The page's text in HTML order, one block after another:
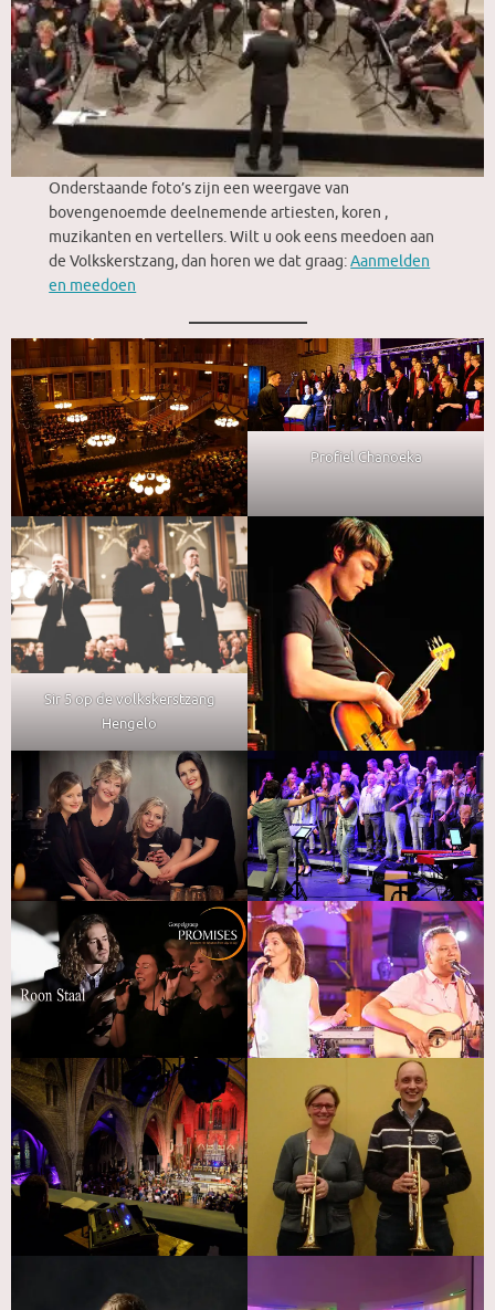
Onderstaande foto’s zijn een weergave van
bovengenoemde deelnemende artiesten, koren ,
muzikanten en vertellers. Wilt u ook eens meedoen aan
de Volkskerstzang, dan horen we dat graag:Aanmelden
en meedoen
Profiel Chanoeka
Sir 5 op de volkskerstzang
Hengelo